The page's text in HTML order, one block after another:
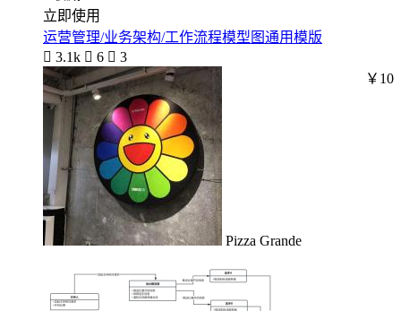
立即使用
运营管理/业务架构/工作流程模型图通用模版
 3.1k  6  3
Pizza Grande
￥10